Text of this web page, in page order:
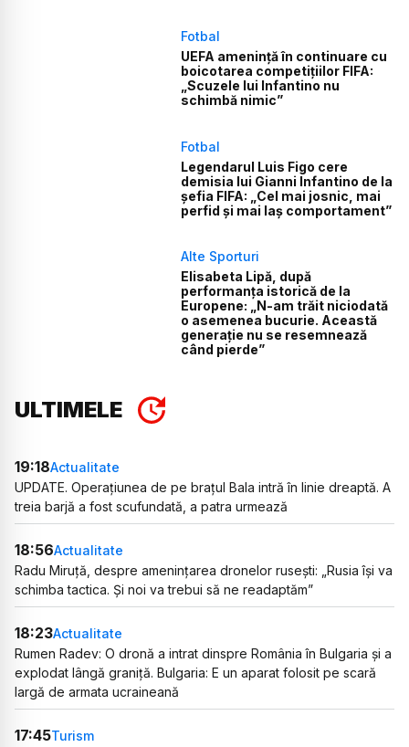
Fotbal
UEFA amenință în continuare cu
boicotarea competițiilor FIFA:
„Scuzele lui Infantino nu
schimbă nimic”
Fotbal
Legendarul Luis Figo cere
demisia lui Gianni Infantino de la
șefia FIFA: „Cel mai josnic, mai
perfid și mai laș comportament”
Alte Sporturi
Elisabeta Lipă, după
performanța istorică de la
Europene: „N-am trăit niciodată
o asemenea bucurie. Această
generație nu se resemnează
când pierde”
ULTIMELE
19:18Actualitate
UPDATE. Operațiunea de pe brațul Bala intră în linie dreaptă. A
treia barjă a fost scufundată, a patra urmează
18:56Actualitate
Radu Miruță, despre amenințarea dronelor rusești: „Rusia își va
schimba tactica. Și noi va trebui să ne readaptăm”
18:23Actualitate
Rumen Radev: O dronă a intrat dinspre România în Bulgaria și a
explodat lângă graniță. Bulgaria: E un aparat folosit pe scară
largă de armata ucraineană
17:45Turism